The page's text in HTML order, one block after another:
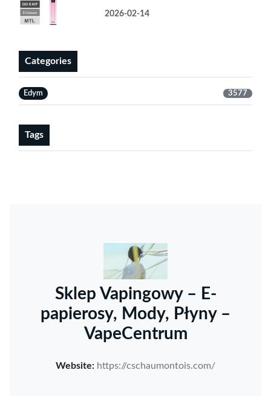
2026-02-14
Categories
Edym 3577
Tags
Sklep Vapingowy – E-
papierosy, Mody, Płyny –
VapeCentrum
Website: https://cschaumontois.com/